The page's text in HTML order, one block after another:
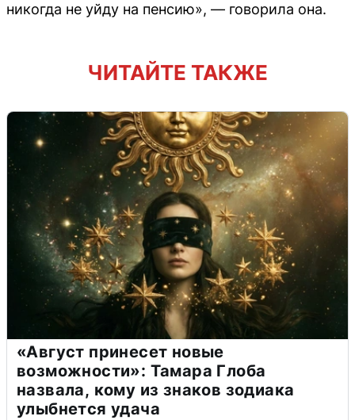
никогда не уйду на пенсию», — говорила она.
ЧИТАЙТЕ ТАКЖЕ
«Август принесет новые
возможности»: Тамара Глоба
назвала, кому из знаков зодиака
улыбнется удача